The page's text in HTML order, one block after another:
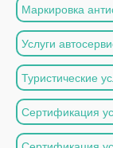
Маркировка
Услуги
Туристические
Сертификация